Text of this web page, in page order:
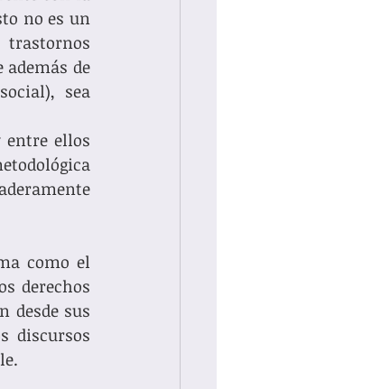
no es un
de
sea
entre ellos
como el
derechos
desde sus
discursos